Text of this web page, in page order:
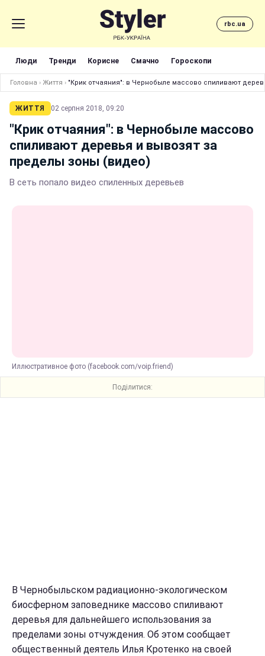
rbc.ua
Люди Тренди Корисне Смачно Гороскопи
Головна › Життя › "Крик отчаяния": в Чернобыле массово спиливают
ЖИТТЯ 02 серпня 2018, 09:20
"Крик отчаяния": в Чернобыле массово
спиливают деревья и вывозят за
пределы зоны (видео)
В сеть попало видео спиленных деревьев
Иллюстративное фото (facebook.com/voip.friend)
Поділитися:
В Чернобыльском радиационно-экологическом
биосферном заповеднике массово спиливают
деревья для дальнейшего использования за
пределами зоны отчуждения. Об этом сообщает
общественный деятель Илья Кротенко на своей